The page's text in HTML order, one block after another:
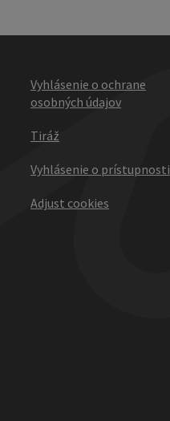
Vyhlásenie o ochrane
osobných údajov
Tiráž
Vyhlásenie o prístupnosti
Adjust cookies